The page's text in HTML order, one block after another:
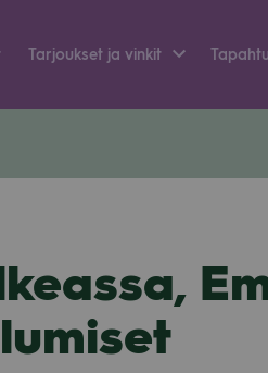
Tar­jouk­set ja vin­kit